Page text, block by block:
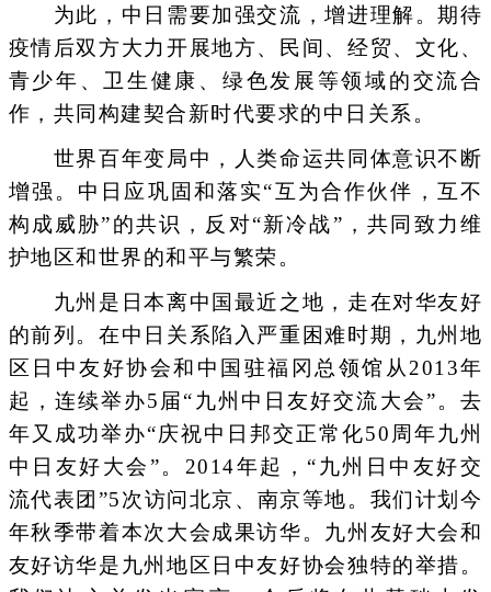
为此，中日需要加强交流，增进理解。期待
疫情后双方大力开展地方、民间、经贸、文化、
青少年、卫生健康、绿色发展等领域的交流合
作，共同构建契合新时代要求的中日关系。
世界百年变局中，人类命运共同体意识不断
增强。中日应巩固和落实“互为合作伙伴，互不
构成威胁”的共识，反对“新冷战”，共同致力维
护地区和世界的和平与繁荣。
九州是日本离中国最近之地，走在对华友好
的前列。在中日关系陷入严重困难时期，九州地
区日中友好协会和中国驻福冈总领馆从2013年
起，连续举办5届“九州中日友好交流大会”。去
年又成功举办“庆祝中日邦交正常化50周年九州
中日友好大会”。2014年起，“九州日中友好交
流代表团”5次访问北京、南京等地。我们计划今
年秋季带着本次大会成果访华。九州友好大会和
友好访华是九州地区日中友好协会独特的举措。